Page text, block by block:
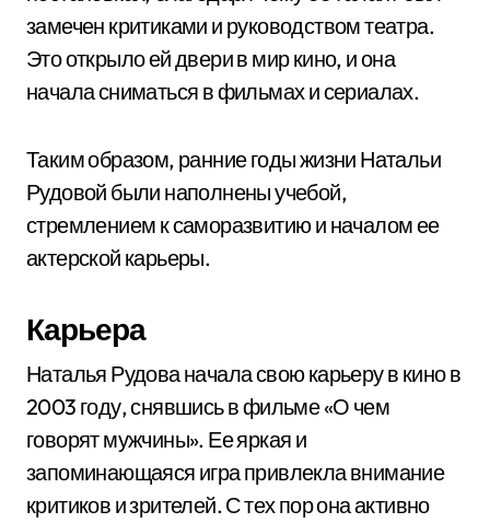
замечен критиками и руководством театра.
Это открыло ей двери в мир кино, и она
начала сниматься в фильмах и сериалах.
Таким образом, ранние годы жизни Натальи
Рудовой были наполнены учебой,
стремлением к саморазвитию и началом ее
актерской карьеры.
Карьера
Наталья Рудова начала свою карьеру в кино в
2003 году, снявшись в фильме «О чем
говорят мужчины». Ее яркая и
запоминающаяся игра привлекла внимание
критиков и зрителей. С тех пор она активно